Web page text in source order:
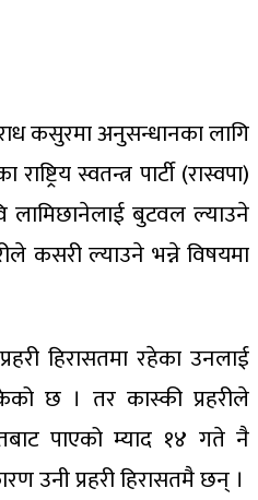
कसुरमा अनुसन्धानका लागि
स्वतन्त्र पार्टी (रास्वपा)
लामिछानेलाई बुटवल ल्याउने
कसरी ल्याउने भन्ने विषयमा
हिरासतमा रहेका उनलाई
छ । तर कास्की प्रहरीले
पाएको म्याद १४ गते नै
उनी प्रहरी हिरासतमै छन् ।